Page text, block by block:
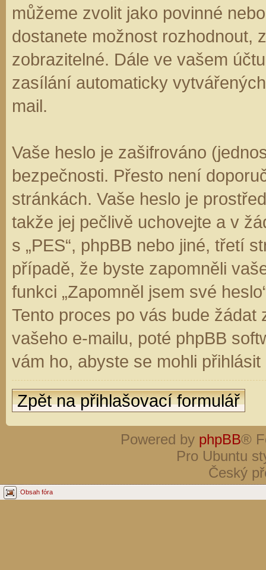
můžeme zvolit jako povinné
dostanete možnost rozhodnout,
zobrazitelné. Dále ve vašem
zasílání automaticky
mail.
Vaše heslo je zašifrováno
bezpečnosti. Přesto není
stránkách. Vaše heslo je
takže jej pečlivě uchovejte a v
s „PES“, phpBB nebo jiné, třetí
případě, že byste zapomněli
funkci „Zapomněl jsem své
Tento proces po vás bude
vašeho e-mailu, poté phpBB
vám ho, abyste se mohli
Zpět na přihlašovací formulář
Powered by phpBB®
Pro Ubuntu
Český
Obsah fóra